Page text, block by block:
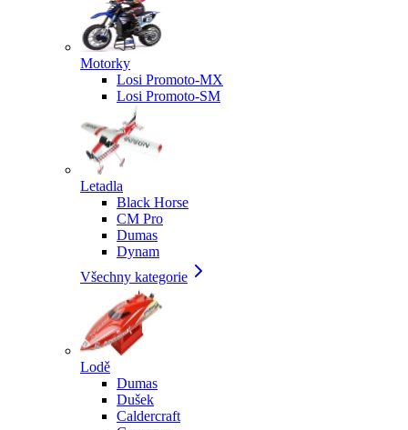
Motorky
Losi Promoto-MX
Losi Promoto-SM
Letadla
Black Horse
CM Pro
Dumas
Dynam
Všechny kategorie
Lodě
Dumas
Dušek
Caldercraft